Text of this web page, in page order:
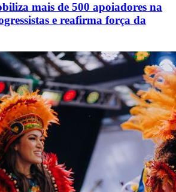
mais de 500 apoiadores na
e reafirma força da